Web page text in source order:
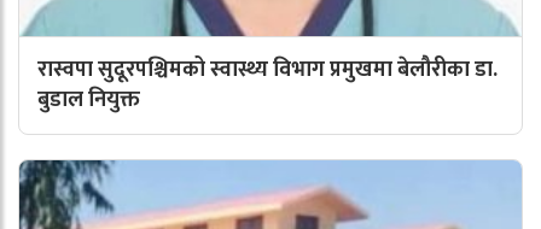
​रास्वपा सुदूरपश्चिमको स्वास्थ्य विभाग प्रमुखमा बेलौरीका डा.
बुडाल नियुक्त